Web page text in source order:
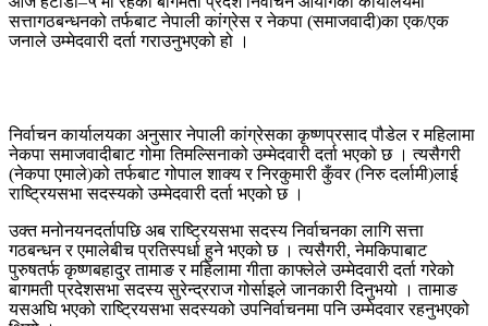
सत्तागठबन्धनको तर्फबाट नेपाली कांग्रेस र नेकपा (समाजवादी)का एक/एक
जनाले उम्मेदवारी दर्ता गराउनुभएको हो ।
निर्वाचन कार्यालयका अनुसार नेपाली कांग्रेसका कृष्णप्रसाद पौडेल र महिलामा
नेकपा समाजवादीबाट गोमा तिमल्सिनाको उम्मेदवारी दर्ता भएको छ । त्यसैगरी
(नेकपा एमाले)को तर्फबाट गोपाल शाक्य र निरकुमारी कुँवर (निरु दर्लामी)लाई
राष्ट्रियसभा सदस्यको उम्मेदवारी दर्ता भएको छ ।
उक्त मनोनयनदर्तापछि अब राष्ट्रियसभा सदस्य निर्वाचनका लागि सत्ता
गठबन्धन र एमालेबीच प्रतिस्पर्धा हुने भएको छ । त्यसैगरी, नेमकिपाबाट
पुरुषतर्फ कृष्णबहादुर तामाङ र महिलामा गीता काफ्लेले उम्मेदवारी दर्ता गरेको
बागमती प्रदेशसभा सदस्य सुरेन्द्रराज गोर्साइले जानकारी दिनुभयो । तामाङ
यसअघि भएको राष्ट्रियसभा सदस्यको उपनिर्वाचनमा पनि उम्मेदवार रहनुभएको